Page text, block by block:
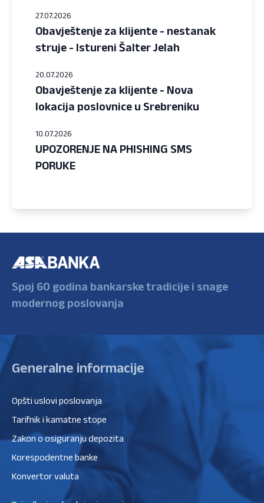
27.07.2026
Obavještenje za klijente - nestanak
struje - Istureni Šalter Jelah
20.07.2026
Obavještenje za klijente - Nova
lokacija poslovnice u Srebreniku
10.07.2026
UPOZORENJE NA PHISHING SMS
PORUKE
Spoj 60 godina bankarske tradicije i snage
modernog poslovanja
Generalne informacije
Opšti uslovi poslovanja
Tarifnik i kamatne stope
Zakon o osiguranju depozita
Korespodentne banke
Konvertor valuta